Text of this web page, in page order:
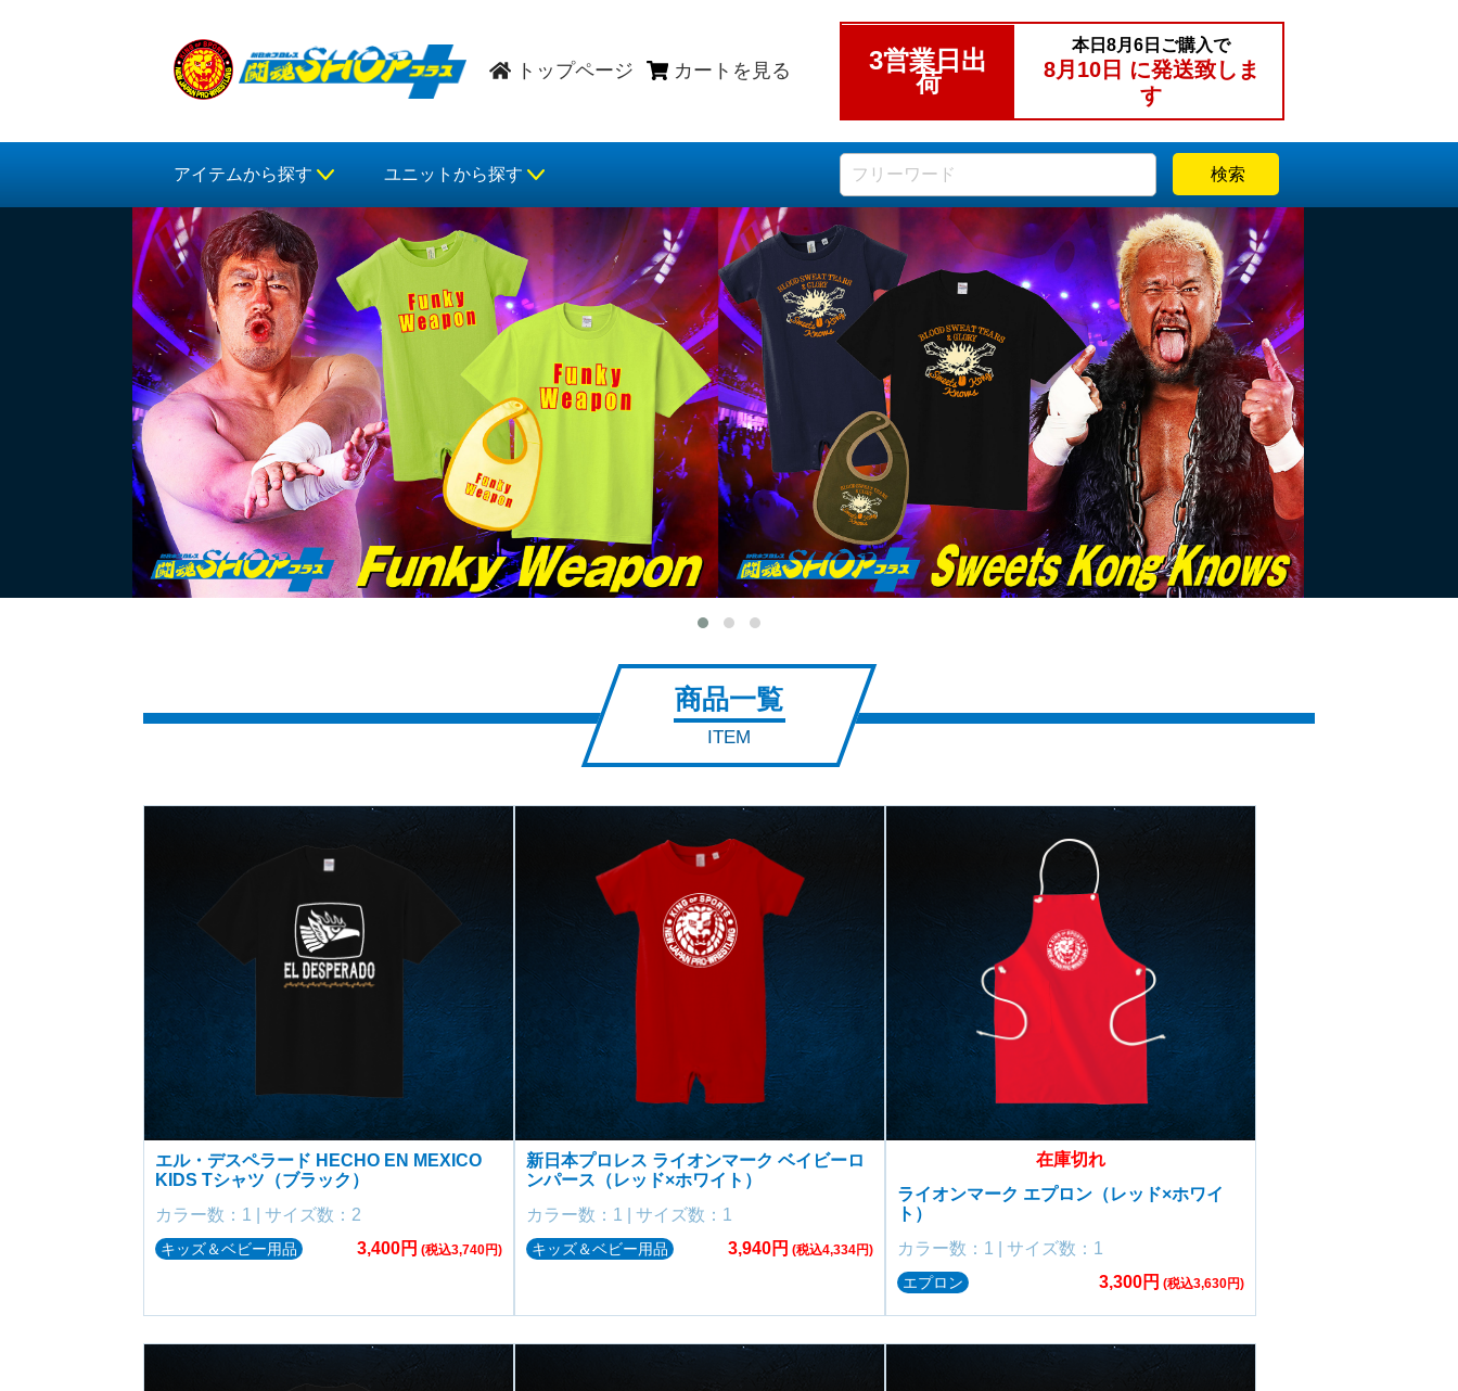
トップページ カートを見る 3営業日出
荷
本日8月6日 ご購入で
8月10日 に発送致しま
す
アイテムから探す ユニットから探す 検索
商品一覧
ITEM
エル・デスペラード HECHO EN MEXICO
KIDS Tシャツ（ブラック）
カラー数：1 | サイズ数：2
キッズ＆ベビー用品 3,400円 (税込3,740円)
新日本プロレス ライオンマーク ベイビーロ
ンパース（レッド×ホワイト）
カラー数：1 | サイズ数：1
キッズ＆ベビー用品 3,940円 (税込4,334円)
在庫切れ
ライオンマーク エプロン（レッド×ホワイ
ト）
カラー数：1 | サイズ数：1
エプロン 3,300円 (税込3,630円)